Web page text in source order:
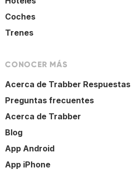
Coches
Trenes
CONOCER MÁS
Acerca de Trabber Respuestas
Preguntas frecuentes
Acerca de Trabber
Blog
App Android
App iPhone